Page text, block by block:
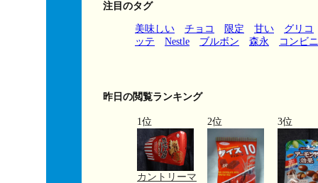
注目のタグ
美味しい チョコ 限定 甘い
グリコ
ッテ
Nestle ブルボン 森永 コンビニ
昨日の閲覧ランキング
1位
カントリーマ
2位 3位